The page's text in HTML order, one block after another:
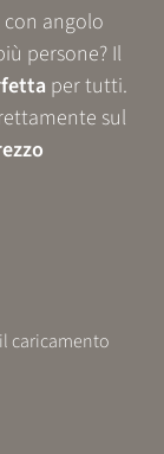
angolo
persone? Il
per tutti.
sul
caricamento